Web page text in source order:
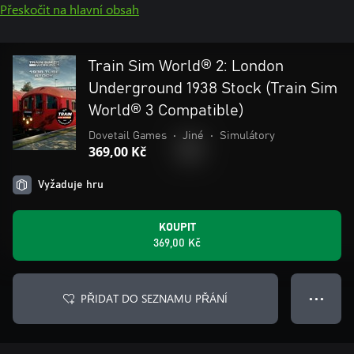
Přeskočit na hlavní obsah
Train Sim World® 2: London
Underground 1938 Stock (Train Sim
World® 3 Compatible)
Dovetail Games • Jiné • Simulátory
369,00 Kč
Vyžaduje hru
KOUPIT
369,00 Kč
PŘIDAT DO SEZNAMU PŘÁNÍ ● ● ●